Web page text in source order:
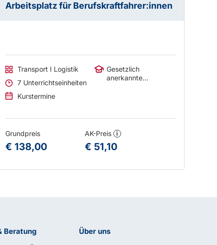
Arbeitsplatz für Berufskraftfahrer:innen
Transport I Logistik
7 Unterrichtseinheiten
Kurstermine
Gesetzlich
anerkannte
Grundpreis
€ 138,00
AK-Preis i
€ 51,10
Über uns
Beratung